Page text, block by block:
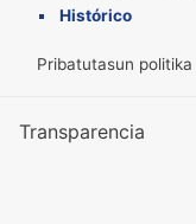
Histórico
Pribatutasun politika
Transparencia